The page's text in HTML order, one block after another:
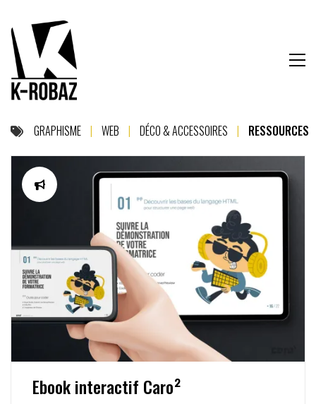
GRAPHISME | WEB | DÉCO & ACCESSOIRES | RESSOURCES
Ebook interactif Caro²